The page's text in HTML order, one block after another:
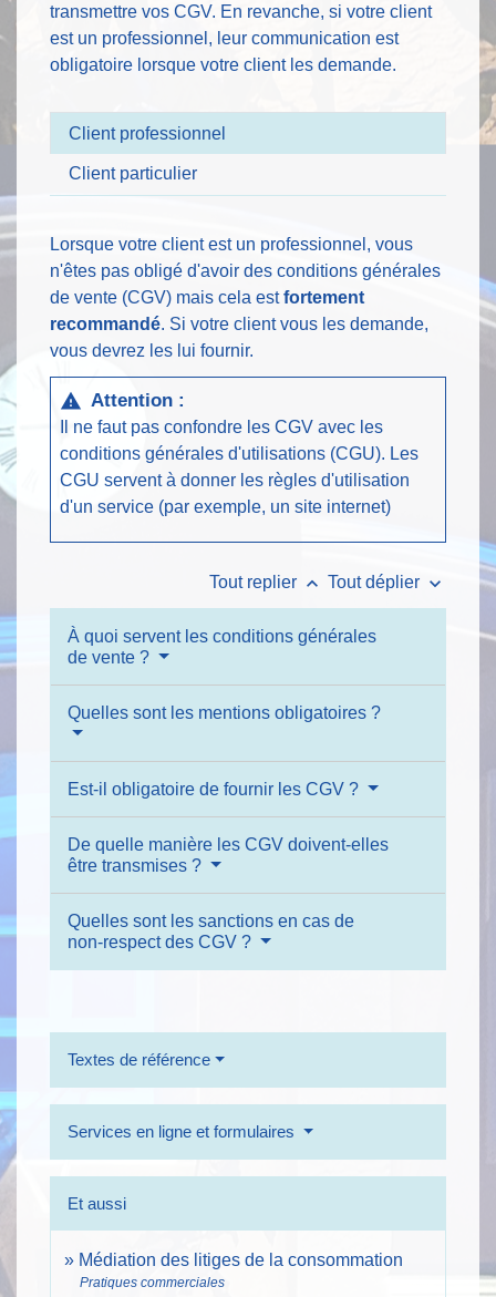
transmettre vos CGV. En revanche, si votre client
est un professionnel, leur communication est
obligatoire lorsque votre client les demande.
Client professionnel
Client particulier
Lorsque votre client est un professionnel, vous
n'êtes pas obligé d'avoir des conditions générales
de vente (CGV) mais cela estfortement
recommandé. Si votre client vous les demande,
vous devrez les lui fournir.
warning Attention :
Il ne faut pas confondre les CGV avec les
conditions générales d'utilisations (CGU). Les
CGU servent à donner les règles d'utilisation
d'un service (par exemple, un site internet)
Tout replier keyboard_arrow_up Tout déplier keyboard_arrow_down
À quoi servent les conditions générales
de vente ?
Quelles sont les mentions obligatoires ?
Est-il obligatoire de fournir les CGV ?
De quelle manière les CGV doivent-elles
être transmises ?
Quelles sont les sanctions en cas de
non-respect des CGV ?
Textes de référence
Services en ligne et formulaires
Et aussi
Médiation des litiges de la consommation
Pratiques commerciales